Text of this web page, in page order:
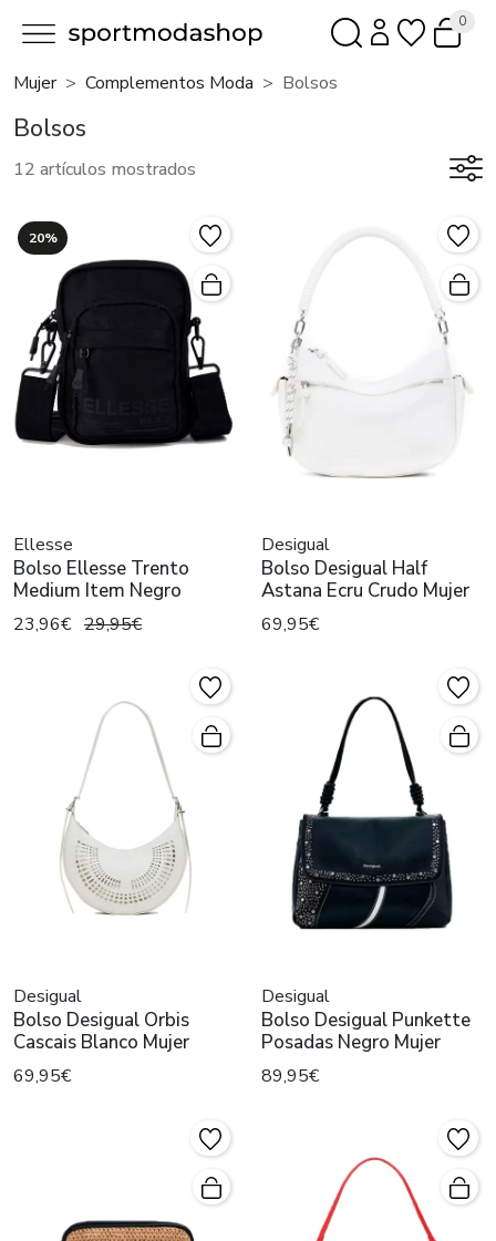
0
Mujer Complementos Moda Bolsos
Bolsos
12 artículos mostrados
20%
Ellesse
Bolso Ellesse Trento
Medium Item Negro
23,96€ 29,95€
Desigual
Bolso Desigual Half
Astana Ecru Crudo Mujer
69,95€
Desigual
Bolso Desigual Orbis
Cascais Blanco Mujer
69,95€
Desigual
Bolso Desigual Punkette
Posadas Negro Mujer
89,95€